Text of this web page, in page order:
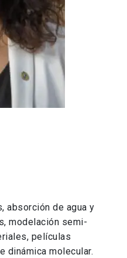
absorción de agua y
modelación semi-
películas
dinámica molecular.